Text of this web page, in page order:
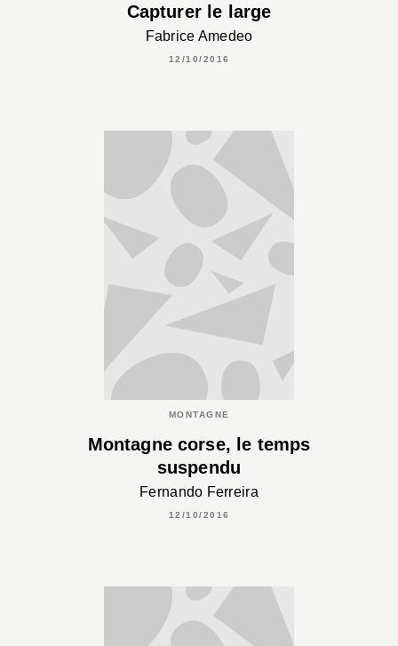
Capturer le large
Fabrice Amedeo
12/10/2016
MONTAGNE
Montagne corse, le temps
suspendu
Fernando Ferreira
12/10/2016